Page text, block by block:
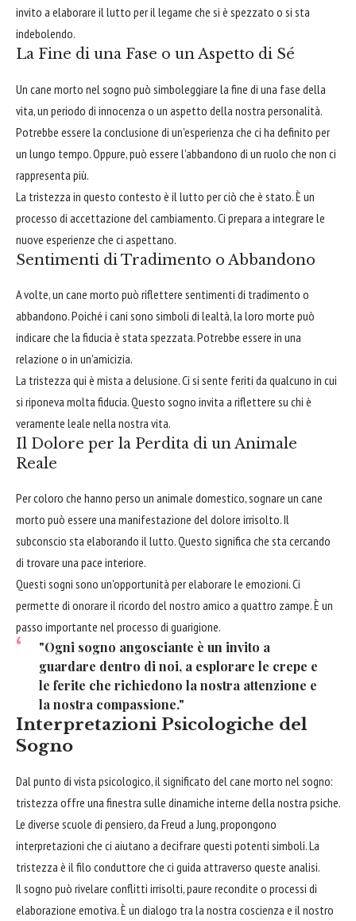
invito a elaborare il lutto per il legame che si è spezzato o si sta
indebolendo.
La Fine di una Fase o un Aspetto di Sé
Un cane morto nel sogno può simboleggiare la fine di una fase della
vita, un periodo di innocenza o un aspetto della nostra personalità.
Potrebbe essere la conclusione di un'esperienza che ci ha definito per
un lungo tempo. Oppure, può essere l'abbandono di un ruolo che non ci
rappresenta più.
La tristezza in questo contesto è il lutto per ciò che è stato. È un
processo di accettazione del cambiamento. Ci prepara a integrare le
nuove esperienze che ci aspettano.
Sentimenti di Tradimento o Abbandono
A volte, un cane morto può riflettere sentimenti di tradimento o
abbandono. Poiché i cani sono simboli di lealtà, la loro morte può
indicare che la fiducia è stata spezzata. Potrebbe essere in una
relazione o in un'amicizia.
La tristezza qui è mista a delusione. Ci si sente feriti da qualcuno in cui
si riponeva molta fiducia. Questo sogno invita a riflettere su chi è
veramente leale nella nostra vita.
Il Dolore per la Perdita di un Animale
Reale
Per coloro che hanno perso un animale domestico, sognare un cane
morto può essere una manifestazione del dolore irrisolto. Il
subconscio sta elaborando il lutto. Questo significa che sta cercando
di trovare una pace interiore.
Questi sogni sono un'opportunità per elaborare le emozioni. Ci
permette di onorare il ricordo del nostro amico a quattro zampe. È un
passo importante nel processo di guarigione.
"Ogni sogno angosciante è un invito a
guardare dentro di noi, a esplorare le crepe e
le ferite che richiedono la nostra attenzione e
la nostra compassione."
Interpretazioni Psicologiche del
Sogno
Dal punto di vista psicologico, il significato del cane morto nel sogno:
tristezza offre una finestra sulle dinamiche interne della nostra psiche.
Le diverse scuole di pensiero, da Freud a Jung, propongono
interpretazioni che ci aiutano a decifrare questi potenti simboli. La
tristezza è il filo conduttore che ci guida attraverso queste analisi.
Il sogno può rivelare conflitti irrisolti, paure recondite o processi di
elaborazione emotiva. È un dialogo tra la nostra coscienza e il nostro